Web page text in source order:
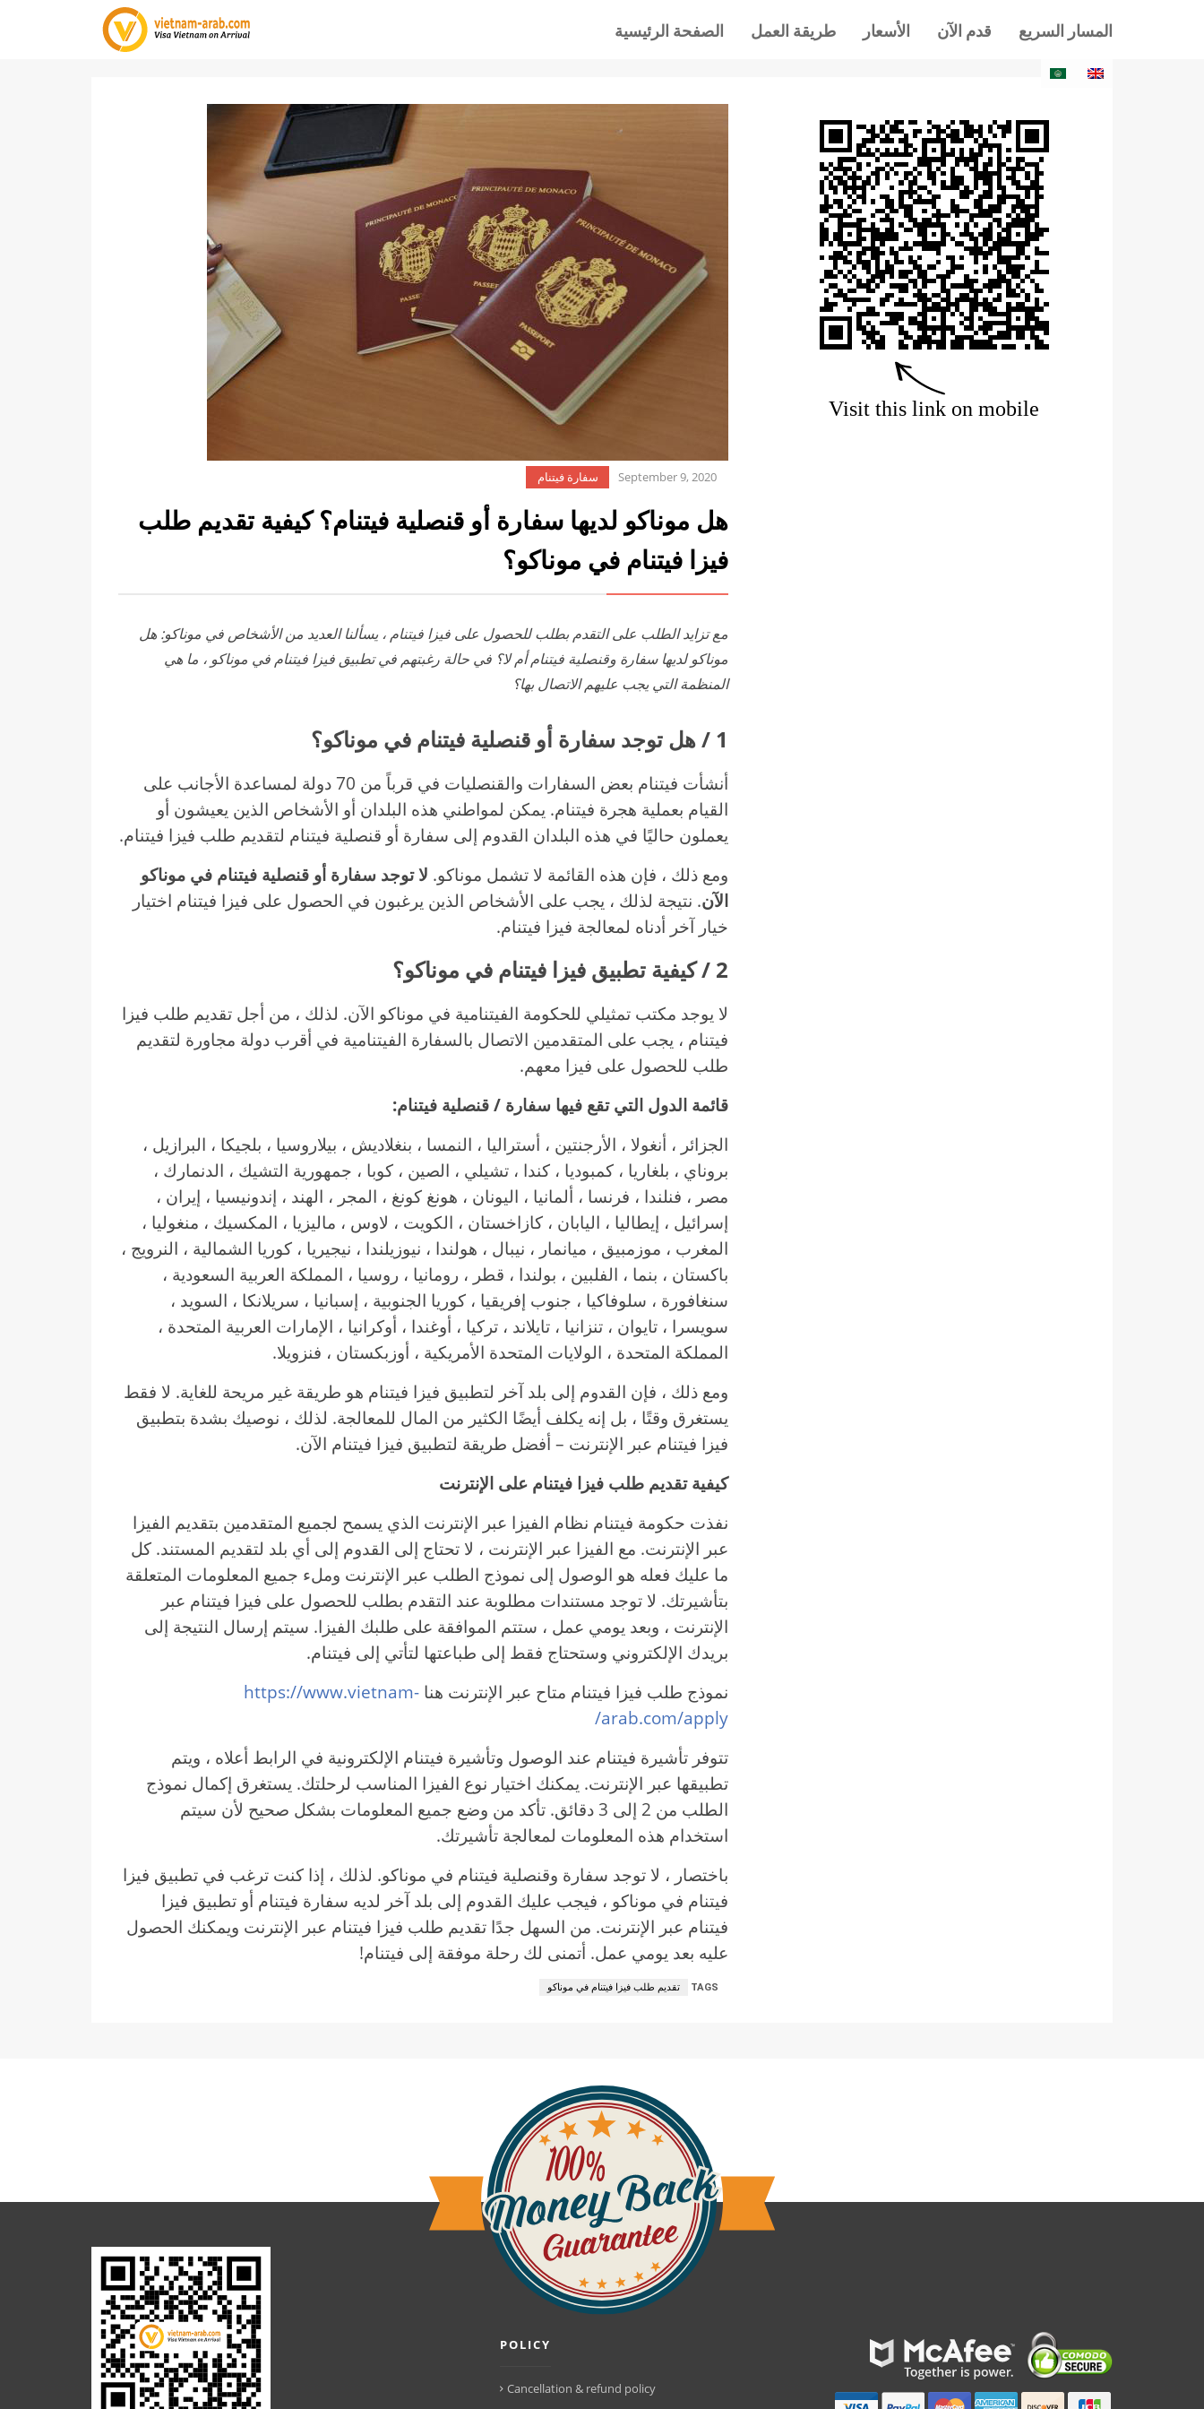
الصفحة الرئيسية طريقة العمل الأسعار قدم الآن المسار السريع
September 9, 2020 سفارة فيتنام
هل موناكو لديها سفارة أو قنصلية فيتنام؟ كيفية تقديم طلب
فيزا فيتنام في موناكو؟
مع تزايد الطلب على التقدم بطلب للحصول على فيزا فيتنام ، يسألنا العديد من الأشخاص في موناكو: هل
موناكو لديها سفارة وقنصلية فيتنام أم لا؟ في حالة رغبتهم في تطبيق فيزا فيتنام في موناكو ، ما هي
المنظمة التي يجب عليهم الاتصال بها؟
1 / هل توجد سفارة أو قنصلية فيتنام في موناكو؟
أنشأت فيتنام بعض السفارات والقنصليات في قرباً من 70 دولة لمساعدة الأجانب على
القيام بعملية هجرة فيتنام. يمكن لمواطني هذه البلدان أو الأشخاص الذين يعيشون أو
يعملون حاليًا في هذه البلدان القدوم إلى سفارة أو قنصلية فيتنام لتقديم طلب فيزا فيتنام.
ومع ذلك ، فإن هذه القائمة لا تشمل موناكو. لا توجد سفارة أو قنصلية فيتنام في موناكو
الآن. نتيجة لذلك ، يجب على الأشخاص الذين يرغبون في الحصول على فيزا فيتنام اختيار
خيار آخر أدناه لمعالجة فيزا فيتنام.
2 / كيفية تطبيق فيزا فيتنام في موناكو؟
لا يوجد مكتب تمثيلي للحكومة الفيتنامية في موناكو الآن. لذلك ، من أجل تقديم طلب فيزا
فيتنام ، يجب على المتقدمين الاتصال بالسفارة الفيتنامية في أقرب دولة مجاورة لتقديم
طلب للحصول على فيزا معهم.
قائمة الدول التي تقع فيها سفارة / قنصلية فيتنام:
الجزائر ، أنغولا ، الأرجنتين ، أستراليا ، النمسا ، بنغلاديش ، بيلاروسيا ، بلجيكا ، البرازيل ،
بروناي ، بلغاريا ، كمبوديا ، كندا ، تشيلي ، الصين ، كوبا ، جمهورية التشيك ، الدنمارك ،
مصر ، فنلندا ، فرنسا ، ألمانيا ، اليونان ، هونغ كونغ ، المجر ، الهند ، إندونيسيا ، إيران ،
إسرائيل ، إيطاليا ، اليابان ، كازاخستان ، الكويت ، لاوس ، ماليزيا ، المكسيك ، منغوليا ،
المغرب ، موزمبيق ، ميانمار ، نيبال ، هولندا ، نيوزيلندا ، نيجيريا ، كوريا الشمالية ، النرويج ،
باكستان ، بنما ، الفلبين ، بولندا ، قطر ، رومانيا ، روسيا ، المملكة العربية السعودية ،
سنغافورة ، سلوفاكيا ، جنوب إفريقيا ، كوريا الجنوبية ، إسبانيا ، سريلانكا ، السويد ،
سويسرا ، تايوان ، تنزانيا ، تايلاند ، تركيا ، أوغندا ، أوكرانيا ، الإمارات العربية المتحدة ،
المملكة المتحدة ، الولايات المتحدة الأمريكية ، أوزبكستان ، فنزويلا.
ومع ذلك ، فإن القدوم إلى بلد آخر لتطبيق فيزا فيتنام هو طريقة غير مريحة للغاية. لا فقط
يستغرق وقتًا ، بل إنه يكلف أيضًا الكثير من المال للمعالجة. لذلك ، نوصيك بشدة بتطبيق
فيزا فيتنام عبر الإنترنت – أفضل طريقة لتطبيق فيزا فيتنام الآن.
كيفية تقديم طلب فيزا فيتنام على الإنترنت
نفذت حكومة فيتنام نظام الفيزا عبر الإنترنت الذي يسمح لجميع المتقدمين بتقديم الفيزا
عبر الإنترنت. مع الفيزا عبر الإنترنت ، لا تحتاج إلى القدوم إلى أي بلد لتقديم المستند. كل
ما عليك فعله هو الوصول إلى نموذج الطلب عبر الإنترنت وملء جميع المعلومات المتعلقة
بتأشيرتك. لا توجد مستندات مطلوبة عند التقدم بطلب للحصول على فيزا فيتنام عبر
الإنترنت ، وبعد يومي عمل ، ستتم الموافقة على طلبك الفيزا. سيتم إرسال النتيجة إلى
بريدك الإلكتروني وستحتاج فقط إلى طباعتها لتأتي إلى فيتنام.
نموذج طلب فيزا فيتنام متاح عبر الإنترنت هنا https://www.vietnam-
arab.com/apply/
تتوفر تأشيرة فيتنام عند الوصول وتأشيرة فيتنام الإلكترونية في الرابط أعلاه ، ويتم
تطبيقها عبر الإنترنت. يمكنك اختيار نوع الفيزا المناسب لرحلتك. يستغرق إكمال نموذج
الطلب من 2 إلى 3 دقائق. تأكد من وضع جميع المعلومات بشكل صحيح لأن سيتم
استخدام هذه المعلومات لمعالجة تأشيرتك.
باختصار ، لا توجد سفارة وقنصلية فيتنام في موناكو. لذلك ، إذا كنت ترغب في تطبيق فيزا
فيتنام في موناكو ، فيجب عليك القدوم إلى بلد آخر لديه سفارة فيتنام أو تطبيق فيزا
فيتنام عبر الإنترنت. من السهل جدًا تقديم طلب فيزا فيتنام عبر الإنترنت ويمكنك الحصول
عليه بعد يومي عمل. أتمنى لك رحلة موفقة إلى فيتنام!
TAGS تقديم طلب فيزا فيتنام في موناكو
Visit this link on mobile
POLICY
Cancellation & refund policy